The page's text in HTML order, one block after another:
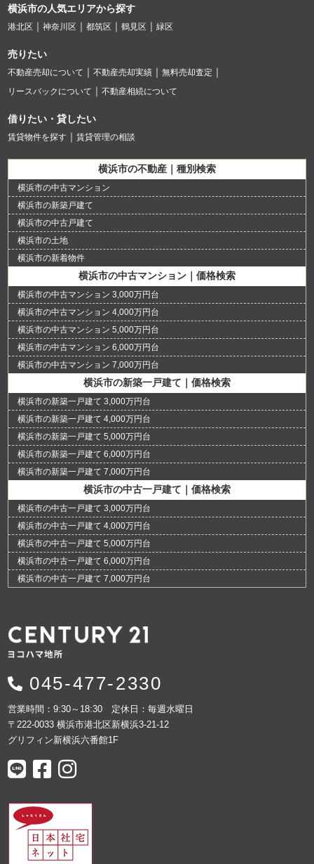
横浜市の人気エリアから探す
港北区 神奈川区 都筑区 鶴見区 緑区
売りたい
不動産売却について 不動産売却実績
無料売却査定
リースバックについて
不動産相続について
借りたい・貸したい
賃貸物件を探す 賃貸管理の相談
横浜市の不動産｜種別検索
横浜市の中古マンション
横浜市の新築戸建て
横浜市の中古戸建て
横浜市の土地
横浜市の新着物件
横浜市の中古マンション｜価格検索
横浜市の中古マンション 3,000万円台
横浜市の中古マンション 4,000万円台
横浜市の中古マンション 5,000万円台
横浜市の中古マンション 6,000万円台
横浜市の中古マンション 7,000万円台
横浜市の新築一戸建て｜価格検索
横浜市の新築一戸建て 3,000万円台
横浜市の新築一戸建て 4,000万円台
横浜市の新築一戸建て 5,000万円台
横浜市の新築一戸建て 6,000万円台
横浜市の新築一戸建て 7,000万円台
横浜市の中古一戸建て｜価格検索
横浜市の中古一戸建て 3,000万円台
横浜市の中古一戸建て 4,000万円台
横浜市の中古一戸建て 5,000万円台
横浜市の中古一戸建て 6,000万円台
横浜市の中古一戸建て 7,000万円台
045-477-2330
営業時間：9:30～18:30 定休日：毎週水曜日
〒222-0033 横浜市港北区新横浜3-21-12
グリフィン新横浜六番館1F